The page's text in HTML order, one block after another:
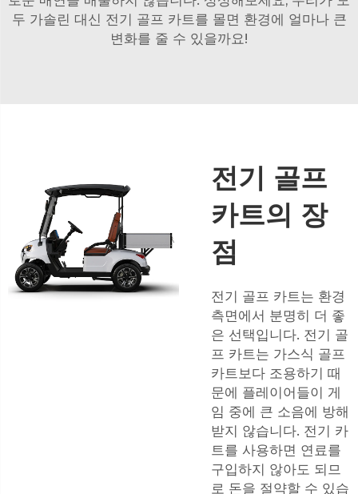
두 가솔린 대신 전기 골프 카트를 몰면 환경에 얼마나 큰
변화를 줄 수 있을까요!
전기 골프
카트의 장
점
전기 골프 카트는 환경
측면에서 분명히 더 좋
은 선택입니다. 전기 골
프 카트는 가스식 골프
카트보다 조용하기 때
문에 플레이어들이 게
임 중에 큰 소음에 방해
받지 않습니다. 전기 카
트를 사용하면 연료를
구입하지 않아도 되므
로 돈을 절약할 수 있습